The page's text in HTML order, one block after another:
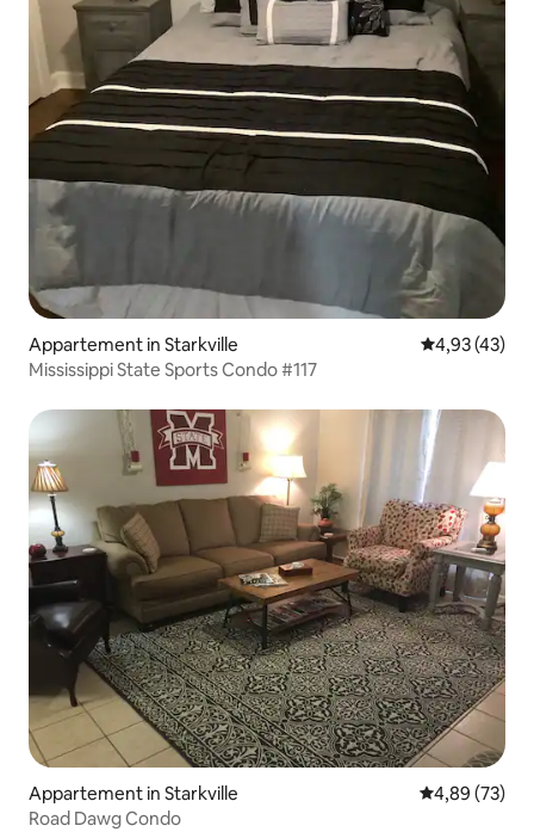
Appartement in Starkville Gemiddelde
4,93 (43)
Mississippi State Sports Condo #117
Appartement in Starkville Gemiddelde
4,89 (73)
Road Dawg Condo